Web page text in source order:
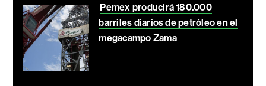
Pemex producirá 180.000
barriles diarios de petróleo en el
megacampo Zama